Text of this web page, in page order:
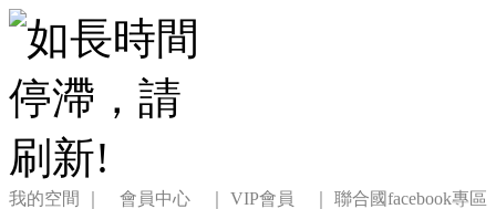
我的空間 ｜ 會員中心 ｜ VIP會員 ｜ 聯合國facebook專區